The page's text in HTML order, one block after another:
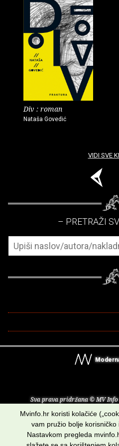
Div : roman
Nataša Govedić
VIDI SVE
– PRETRAŽI
Sva prava pridržana © MV Info
O nama• Pomoć• Uvjeti
Potraži
Mvinfo.hr koristi kolačiće
vam pružio bolje korisničko
Nastavkom pregleda